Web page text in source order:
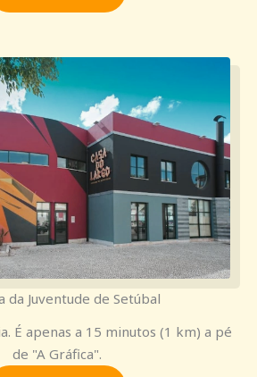
da Juventude de Setúbal
É apenas a 15 minutos (1 km) a pé
de "A Gráfica".